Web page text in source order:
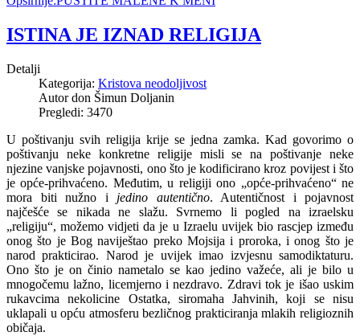
ISTINA JE IZNAD RELIGIJA
Detalji
Kategorija: Kristova neodoljivost
Autor don Šimun Doljanin
Pregledi: 3470
U poštivanju svih religija krije se jedna zamka. Kad govorimo o
poštivanju neke konkretne religije misli se na poštivanje neke
njezine vanjske pojavnosti, ono što je kodificirano kroz povijest i što
je opće-prihvaćeno. Međutim, u religiji ono „opće-prihvaćeno“ ne
mora biti nužno i jedino autentično. Autentičnost i pojavnost
najčešće se nikada ne slažu. Svrnemo li pogled na izraelsku
„religiju“, možemo vidjeti da je u Izraelu uvijek bio rascjep između
onog što je Bog naviještao preko Mojsija i proroka, i onog što je
narod prakticirao. Narod je uvijek imao izvjesnu samodiktaturu.
Ono što je on činio nametalo se kao jedino važeće, ali je bilo u
mnogočemu lažno, licemjerno i nezdravo. Zdravi tok je išao uskim
rukavcima nekolicine Ostatka, siromaha Jahvinih, koji se nisu
uklapali u opću atmosferu bezličnog prakticiranja mlakih religioznih
običaja.